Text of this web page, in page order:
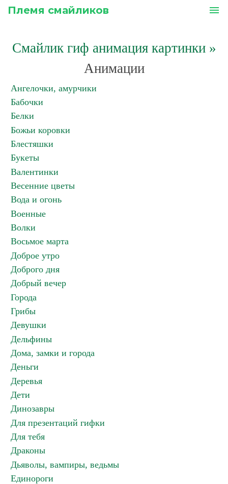
Племя смайликов menu
Смайлик гиф анимация картинки»
Анимации
Ангелочки, амурчики
Бабочки
Белки
Божьи коровки
Блестяшки
Букеты
Валентинки
Весенние цветы
Вода и огонь
Военные
Волки
Восьмое марта
Доброе утро
Доброго дня
Добрый вечер
Города
Грибы
Девушки
Дельфины
Дома, замки и города
Деньги
Деревья
Дети
Динозавры
Для презентаций гифки
Для тебя
Драконы
Дьяволы, вампиры, ведьмы
Единороги